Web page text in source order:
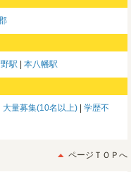
駅 本八幡駅
大量募集(10名以上)
学歴不
ページＴＯＰへ